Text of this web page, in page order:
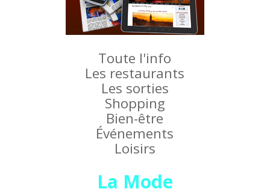
Toute l'info
Les restaurants
Les sorties
Shopping
Bien-être
Événements
Loisirs
La Mode